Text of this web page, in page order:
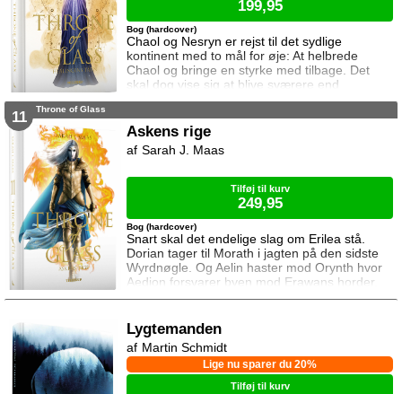
Chaol og Nesryn er rejst til det sydlige
kontinent med to mål for øje: At helbrede
Chaol og bringe en styrke med tilbage. Det
skal dog vise sig at blive sværere end
forventet, for khaganen, det sydlige kontinents
træffe en beslutning her og nu. Da en healer
bliver myrdet under mystiske omstændigheder,
frygter Chaol og Nesryn at Valkerne er fulgt
Bog (hardcover)
199,95
11 Throne of Glass
Askens rige
Snart skal det endelige slag om Erilea stå.
Dorian tager til Morath i jagten på den sidste
Wyrdnøgle. Og Aelin haster mod Orynth hvor
Aedion forsvarer byen mod Erawans horder.
Heldigvis er han ikke alene. Men kan deres
mod Erawans rædsler?
Bog (hardcover)
Sarah J. Maas
Tilføj til kurv
249,95
Lygtemanden
Lige nu sparer du 20%
Martin Schmidt
Tilføj til kurv